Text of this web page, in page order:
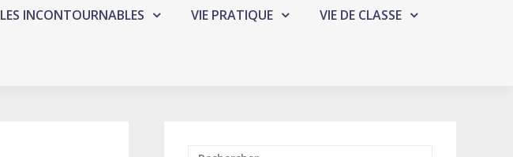
LES INCONTOURNABLES VIE PRATIQUE VIE DE CLASSE